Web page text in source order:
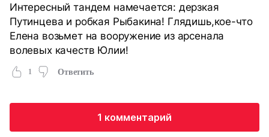
Интересный тандем намечается: дерзкая
Путинцева и робкая Рыбакина! Глядишь,кое-что
Елена возьмет на вооружение из арсенала
волевых качеств Юлии!
1 Ответить
1 комментарий